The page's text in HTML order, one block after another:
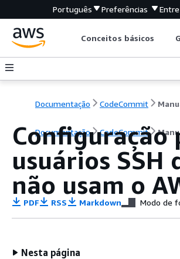
Português Preferências
Conceitos básicos
Documentação CodeCommit
Documentação CodeCommit
Configuração
usuários SSH
não usam o
PDF RSS Markdown Modo de
Nesta página